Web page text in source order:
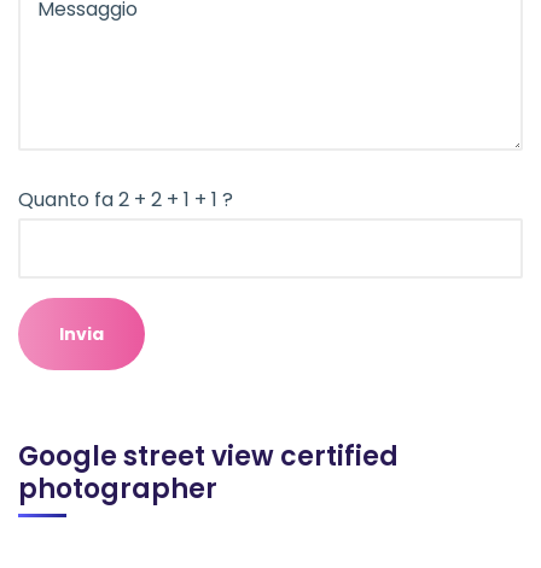
Quanto fa 2 + 2 + 1 + 1 ?
Google street view certified
photographer